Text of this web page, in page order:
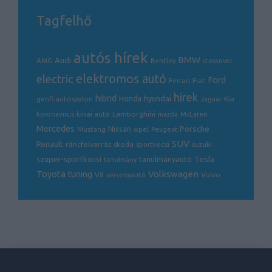
Tagfelhő
AMG Audi autós hírek Bentley BMW crossover
electric elektromos autó Ferrari Fiat Ford
genfi autószalon hibrid Honda hyundai hírek Jaguar Kia
koronavírus kínai autó Lamborghini mazda McLaren
Mercedes Mustang Nissan opel Peugeot Porsche
Renault ráncfelvarrás skoda sportkocsi SUV suzuki
szuper-sportkocsi tanulmány tanulmányautó Tesla
Toyota tuning V8 versenyautó Volkswagen Volvo